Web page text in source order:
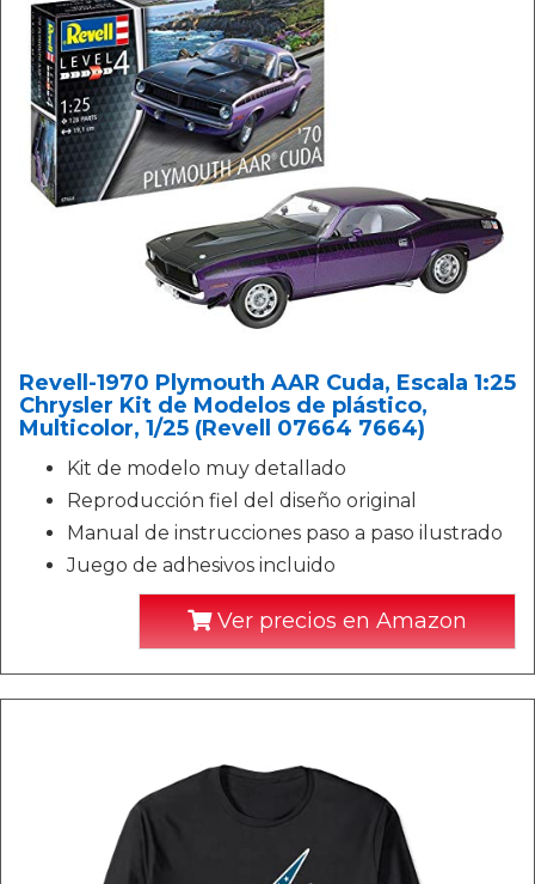
Revell-1970 Plymouth AAR Cuda, Escala 1:25
Chrysler Kit de Modelos de plástico,
Multicolor, 1/25 (Revell 07664 7664)
Kit de modelo muy detallado
Reproducción fiel del diseño original
Manual de instrucciones paso a paso ilustrado
Juego de adhesivos incluido
Ver precios en Amazon